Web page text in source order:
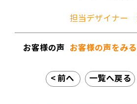
担当デザイナ
お客様の声 お客様の声をみ
< 前へ 一覧へ戻る